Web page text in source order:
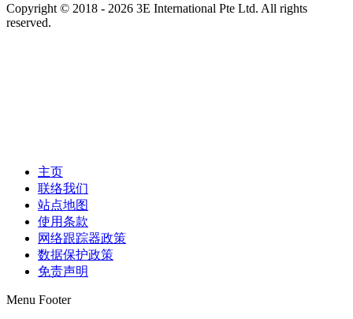
Copyright © 2018 - 2026 3E International Pte Ltd. All rights
reserved.
主页
联络我们
站点地图
使用条款
网络跟踪器政策
数据保护政策
免责声明
Menu Footer